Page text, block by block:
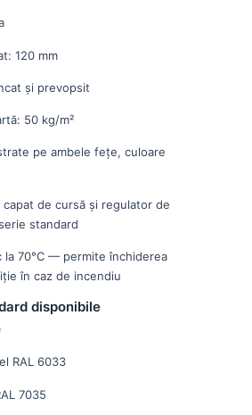
120 mm
și prevopsit
50 kg/m²
pe ambele fețe, culoare
de cursă și regulator de
standard
la 70°C — permite închiderea
în caz de incendiu
disponibile
RAL 6033
7035